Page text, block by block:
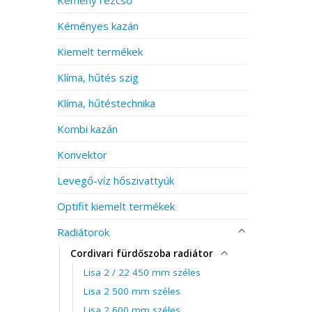
Kéményes kazán
Kiemelt termékek
Klíma, hűtés szig
Klíma, hűtéstechnika
Kombi kazán
Konvektor
Levegő-víz hőszivattyúk
Optifit kiemelt termékek
Radiátorok
Cordivari fürdőszoba radiátor
Lisa 2 / 22 450 mm széles
Lisa 2 500 mm széles